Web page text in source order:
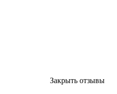
Закрыть отзывы